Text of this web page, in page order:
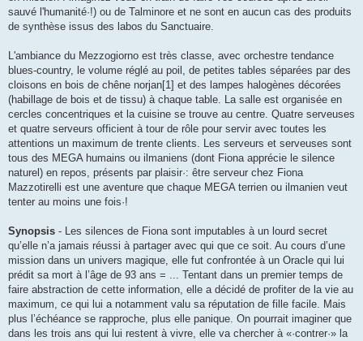
sauvé l'humanité·!) ou de Talminore et ne sont en aucun cas des produits
de synthèse issus des labos du Sanctuaire.
L'ambiance du Mezzogiorno est très classe, avec orchestre tendance
blues-country, le volume réglé au poil, de petites tables séparées par des
cloisons en bois de chêne norjan[1] et des lampes halogènes décorées
(habillage de bois et de tissu) à chaque table. La salle est organisée en
cercles concentriques et la cuisine se trouve au centre. Quatre serveu­ses
et quatre serveurs officient à tour de rôle pour servir avec toutes les
attentions un maximum de trente clients. Les serveurs et serveuses sont
tous des MEGA humains ou ilma­niens (dont Fiona apprécie le si­lence
naturel) en repos, présents par plaisir·: être serveur chez Fiona
Mazzotirelli est une aven­ture que chaque MEGA terrien ou ilmanien veut
tenter au moins une fois·!
Synopsis - Les silences de Fiona sont imputables à un lourd secret
qu’elle n’a jamais réussi à partager avec qui que ce soit. Au cours d’une
mission dans un univers magique, elle fut confrontée à un Oracle qui lui
prédit sa mort à l’âge de 93 ans = ... Tentant dans un premier temps de
faire abstraction de cette information, elle a décidé de profiter de la vie au
maximum, ce qui lui a notamment valu sa réputation de fille facile. Mais
plus l’échéance se rapproche, plus elle panique. On pourrait imaginer que
dans les trois ans qui lui restent à vivre, elle va chercher à «·contrer·» la